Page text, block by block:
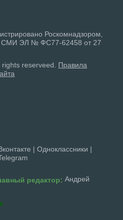
Роскомнадзором,
СМИ ЭЛ № ФС77-62458 от 27
reserveed. Правила
| Одноклассники |
редактор: Андрей